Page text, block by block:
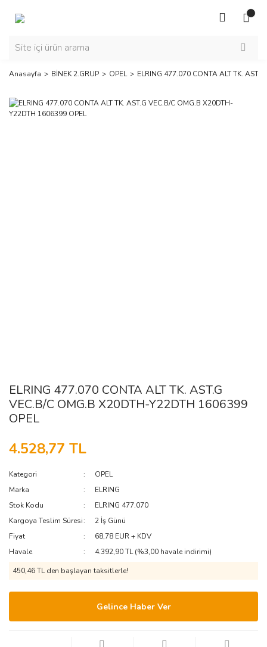
Anasayfa BİNEK 2.GRUP OPEL ELRING 477.070 CONTA ALT TK.
ELRING 477.070 CONTA ALT TK. AST.G
VEC.B/C OMG.B X20DTH-Y22DTH 1606399
OPEL
4.528,77 TL
Kategori
OPEL
Marka
ELRING
Stok Kodu
ELRING 477.070
Kargoya Teslim Süresi
2 İş Günü
Fiyat
68,78 EUR + KDV
Havale
4.392,90 TL (%3,00 havale indirimi)
450,46 TL den başlayan taksitlerle!
Gelince Haber Ver